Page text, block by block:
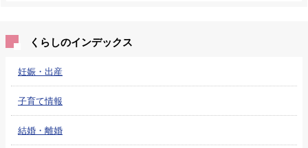
くらしのインデックス
妊娠・出産
子育て情報
結婚・離婚